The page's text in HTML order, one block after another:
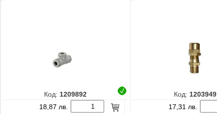
Код: 1209892
18,87 лв.
Код: 1203949
17,31 лв.